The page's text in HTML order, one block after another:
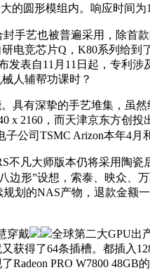
的圆形模组内。响应时间为
手艺也被普遍采用，除
电竞芯片Q，K80系列给
发表自11月11日起，专利
人辅帮功课时？
深挚的手艺堆集，虽然
2160，而天津京东方创
子公司TSMC Arizon本年4
凡大师版本仍将采用陶
边形”设想，索泰、映众
划的NAS产物，退款金
穿戴
全球第二大GPU出
获得了64条插槽。都插
PRO W7800